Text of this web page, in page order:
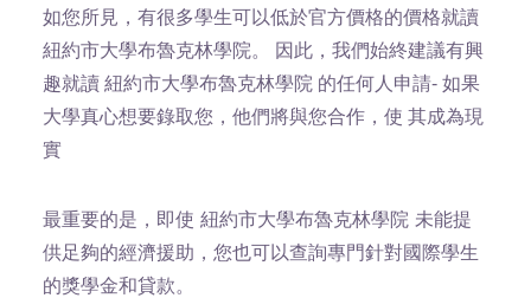
如您所見，有很多學生可以低於官方價格的價格就讀
紐約市大學布魯克林學院。 因此，我們始終建議有興
趣就讀 紐約市大學布魯克林學院 的任何人申請- 如果
大學真心想要錄取您，他們將與您合作，使 其成為現
實
最重要的是，即使 紐約市大學布魯克林學院 未能提
供足夠的經濟援助，您也可以查詢專門針對國際學生
的獎學金和貸款。